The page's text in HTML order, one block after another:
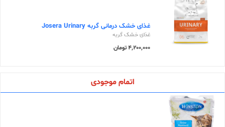
غذای خشک درمانی گربه Josera Urinary
غذای خشک گربه
4,200,000 تومان
اتمام موجودی